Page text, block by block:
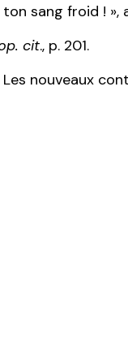
sang froid !
cit., p. 201.
Les nouveaux